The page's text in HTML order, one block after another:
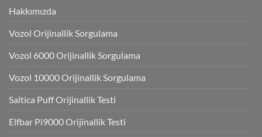
Hakkımızda
Vozol Orijinallik Sorgulama
Vozol 6000 Orijinallik Sorgulama
Vozol 10000 Orijinallik Sorgulama
Saltica Puff Orijinallik Testi
Elfbar Pi9000 Orijinallik Testi